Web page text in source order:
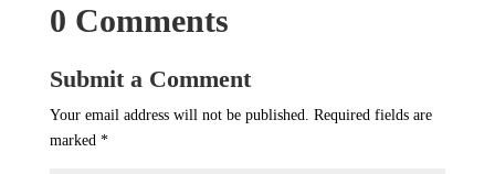
0 Comments
Submit a Comment
Your email address will not be published.
Required fields are
marked *